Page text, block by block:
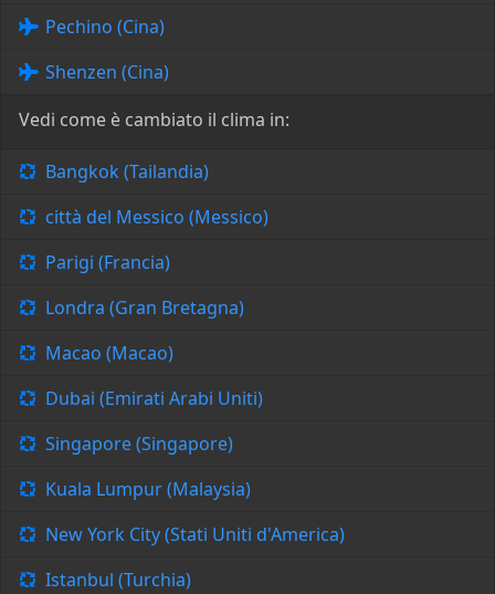
Pechino (Cina)
Shenzen (Cina)
Vedi come è cambiato il clima in:
Bangkok (Tailandia)
città del Messico (Messico)
Parigi (Francia)
Londra (Gran Bretagna)
Macao (Macao)
Dubai (Emirati Arabi Uniti)
Singapore (Singapore)
Kuala Lumpur (Malaysia)
New York City (Stati Uniti d'America)
Istanbul (Turchia)